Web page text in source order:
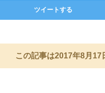
ツイートする
この記事は2017年8月17